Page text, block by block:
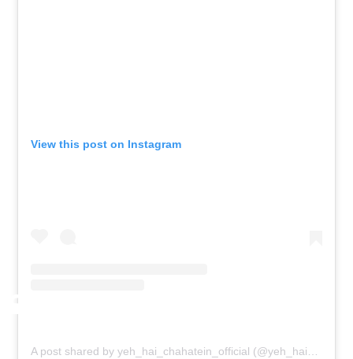
View this post on Instagram
A post shared by yeh_hai_chahatein_official (@yeh_hai_chahatein_offical_)